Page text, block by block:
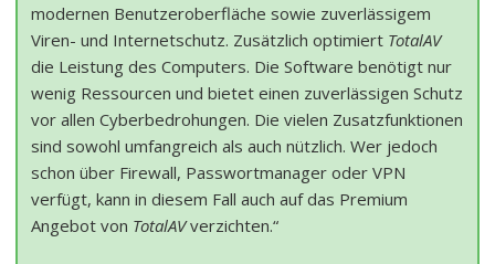
modernen Benutzeroberfläche sowie zuverlässigem
Viren- und Internetschutz. Zusätzlich optimiert TotalAV
die Leistung des Computers. Die Software benötigt nur
wenig Ressourcen und bietet einen zuverlässigen Schutz
vor allen Cyberbedrohungen. Die vielen Zusatzfunktionen
sind sowohl umfangreich als auch nützlich. Wer jedoch
schon über Firewall, Passwortmanager oder VPN
verfügt, kann in diesem Fall auch auf das Premium
Angebot von TotalAVverzichten.“